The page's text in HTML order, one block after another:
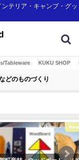
テリア・キャンプ・グッ
Tableware KUKU SHOP
どのものづくり
Awards